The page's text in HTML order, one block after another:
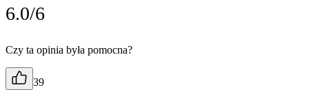
6.0/6
Czy ta opinia była pomocna?
39